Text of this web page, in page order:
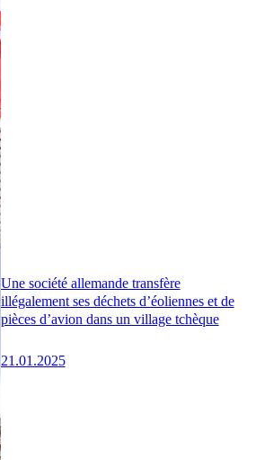
Une société allemande transfère
illégalement ses déchets d’éoliennes et de
pièces d’avion dans un village tchèque
21.01.2025